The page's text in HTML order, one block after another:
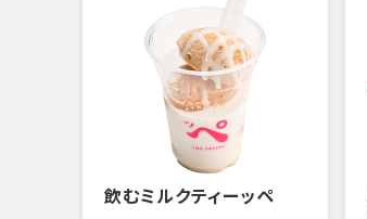
飲むミルクティーッペ